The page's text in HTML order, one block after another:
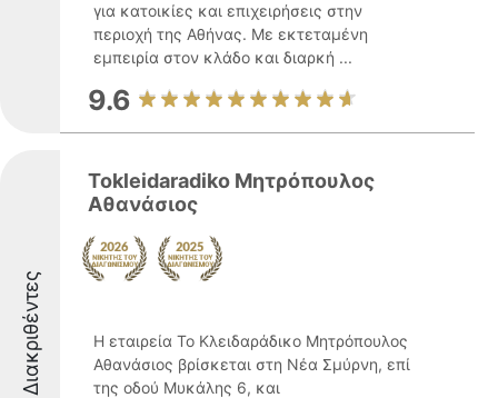
για κατοικίες και επιχειρήσεις στην
περιοχή της Αθήνας. Με εκτεταμένη
εμπειρία στον κλάδο και διαρκή ...
9.6
Διακριθέντες
Tokleidaradiko Μητρόπουλος
Αθανάσιος
Η εταιρεία Το Κλειδαράδικο Μητρόπουλος
Αθανάσιος βρίσκεται στη Νέα Σμύρνη, επί
της οδού Μυκάλης 6, και